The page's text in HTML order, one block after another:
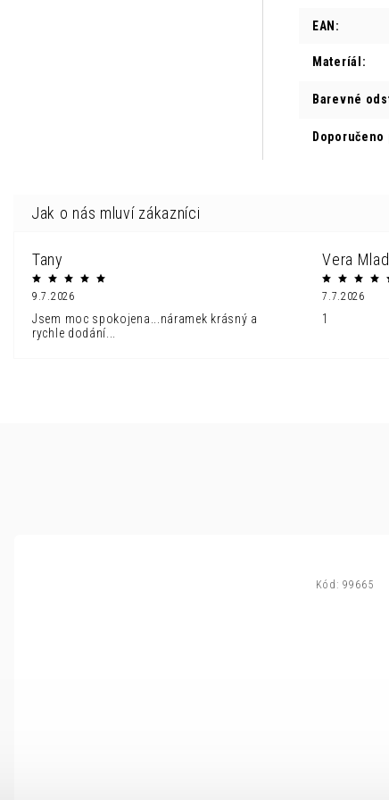
EAN :
Materíál :
Barevné
Doporučeno
Tany
9.7.2026
Jsem moc spokojena...náramek krásný a
rychle dodání...
Vera
7.7.2026
1
Kód: 99665